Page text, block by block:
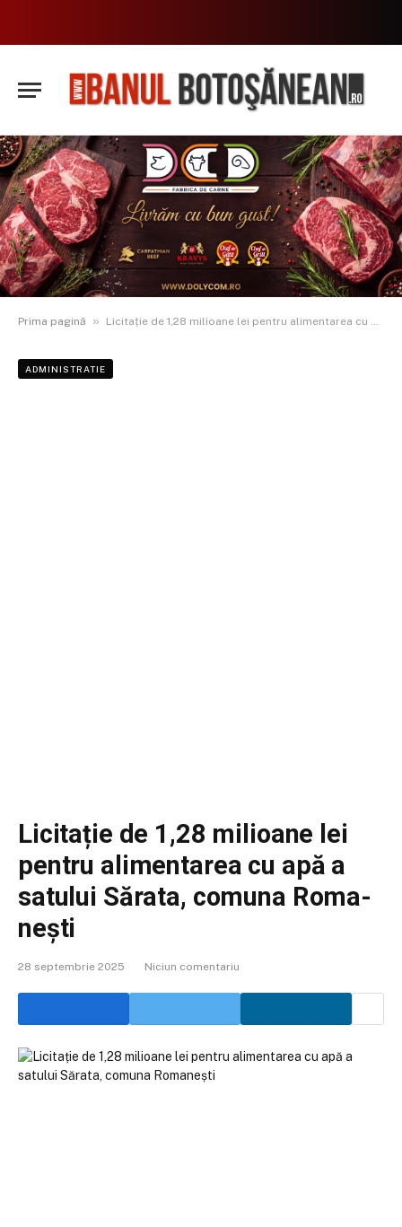
Prima pagină » Licitație de 1,28 milioane lei pentru alimentarea cu apă a satului Sărata, comuna Roma­nești
ADMINISTRATIE
Licitație de 1,28 milioane lei
pentru alimentarea cu apă a
satului Sărata, comuna Roma­
nești
28 septembrie 2025 Niciun comentariu